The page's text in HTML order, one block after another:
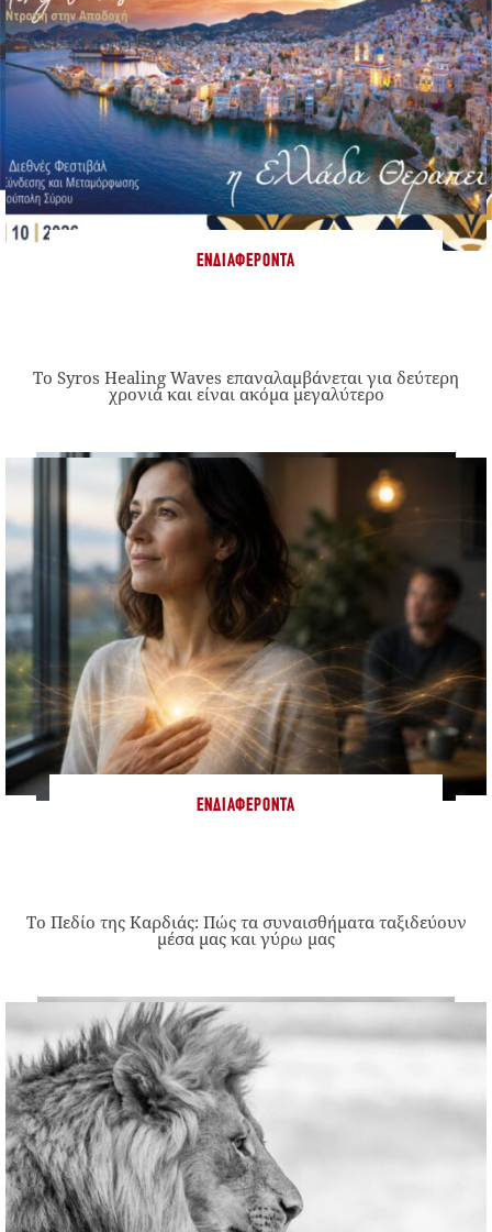
ΕΝΔΙΑΦΈΡΟΝΤΑ
Το Syros Healing Waves επαναλαμβάνεται για δεύτερη
χρονιά και είναι ακόμα μεγαλύτερο
ΕΝΔΙΑΦΈΡΟΝΤΑ
Το Πεδίο της Καρδιάς: Πώς τα συναισθήματα ταξιδεύουν
μέσα μας και γύρω μας